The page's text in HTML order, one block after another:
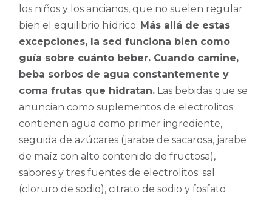
los niños y los ancianos, que no suelen regular
bien el equilibrio hídrico. Más allá de estas
excepciones, la sed funciona bien como
guía sobre cuánto beber. Cuando camine,
beba sorbos de agua constantemente y
coma frutas que hidratan. Las bebidas que se
anuncian como suplementos de electrolitos
contienen agua como primer ingrediente,
seguida de azúcares (jarabe de sacarosa, jarabe
de maíz con alto contenido de fructosa),
sabores y tres fuentes de electrolitos: sal
(cloruro de sodio), citrato de sodio y fosfato